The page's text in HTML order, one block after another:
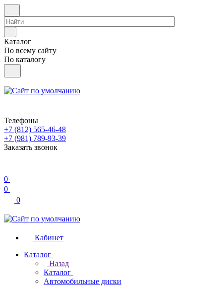
Каталог
По всему сайту
По каталогу
Телефоны
+7 (812) 565-46-48
+7 (981) 789-93-39
Заказать звонок
0
0
0
Кабинет
Каталог
Назад
Каталог
Автомобильные диски